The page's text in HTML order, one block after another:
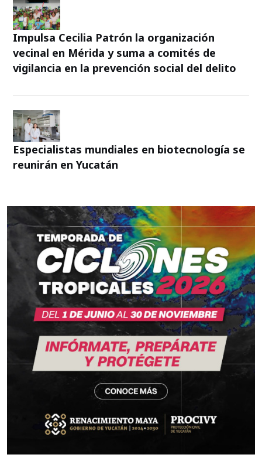
Impulsa Cecilia Patrón la organización
vecinal en Mérida y suma a comités de
vigilancia en la prevención social del delito
Especialistas mundiales en biotecnología se
reunirán en Yucatán